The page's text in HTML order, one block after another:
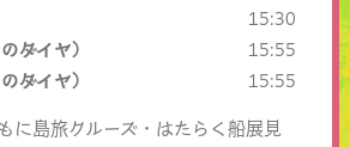
15:30
ダイヤ）
15:55
ダイヤ） 15:55
に島旅クルーズ・はたらく船展見